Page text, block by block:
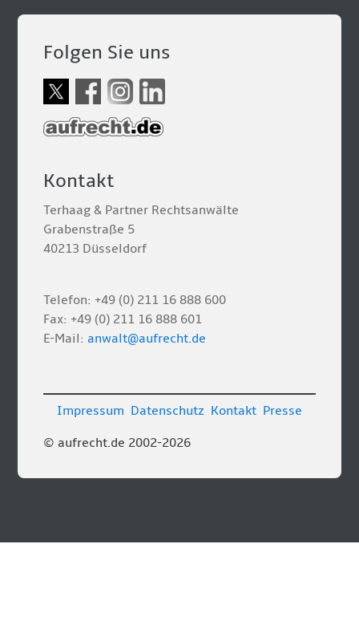
Folgen Sie uns
Kontakt
Terhaag & Partner Rechtsanwälte
Grabenstraße 5
40213 Düsseldorf
Telefon: +49 (0) 211 16 888 600
Fax: +49 (0) 211 16 888 601
E-Mail:anwalt@aufrecht.de
© aufrecht.de 2002-2026
Impressum Datenschutz Kontakt Presse